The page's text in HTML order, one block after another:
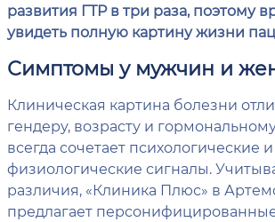
развития ГТР в три раза, поэтому
увидеть полную картину жизни
Симптомы у мужчин и
Клиническая картина болезни
гендеру, возрасту и
всегда сочетает психологические и
физиологические сигналы.
различия, «Клиника Плюс» в
предлагает